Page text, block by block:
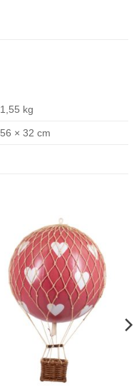
1,55 kg
56 × 32 cm